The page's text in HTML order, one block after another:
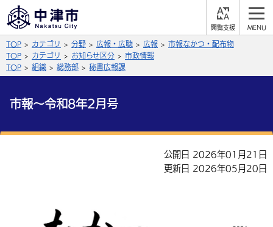
覧
支
文字の大きさ
拡大 標準
公式SNS
サイト内検索
届出・登録・証明
事業者の方へ
TOP カテゴリ 分野 広報・広聴 広報
市報なかつ・配布物
TOP
カテゴリ お知らせ区分
市政情報
TOP
組織 総務部 秘書広報課
市報～令和8年2月号
公開日 2026年01月21日
更新日 2026年05月20日